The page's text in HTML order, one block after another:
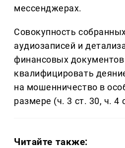
мессенджерах.
Совокупность
аудиозаписей и
финансовых
квалифицировать
на мошенничество в
размере (ч. 3 ст. 30, ч. 4
Читайте также: